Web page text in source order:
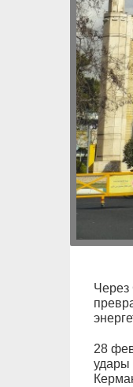
Через
28
удары